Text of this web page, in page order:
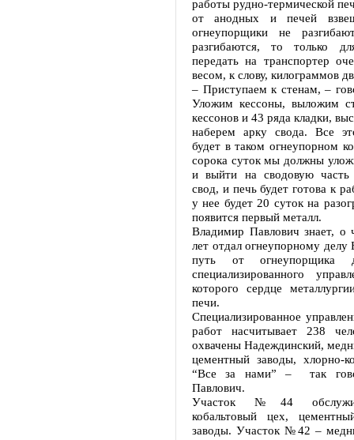
работы рудно-термической
от анодных и печей
огнеупорщики не
разгибаются, то только
передать на транспортер
весом, к слову, килограммов
– Приступаем к стенам, –
Уложим кессоны, выложим
кессонов и 43 ряда кладки,
наберем арку свода. Все
будет в таком огнеупорном
сорока суток мы должны
и выйти на сводовую
свод, и печь будет готова к
у нее будет 20 суток на
появится первый металл.
Владимир Павлович знает, о
лет отдал огнеупорному делу
путь от огнеупорщика
специализированного
которого сердце
печи.
Специализированное
работ насчитывает 238
охвачены Надеждинский,
цементный заводы, хлорно-
“Все за нами” – так
Павлович.
Участок №44
кобальтовый цех,
заводы. Участок №42 –